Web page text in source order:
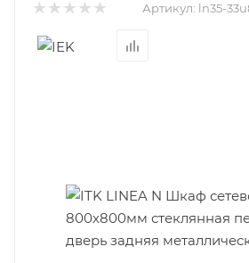
Артикул: ln35-